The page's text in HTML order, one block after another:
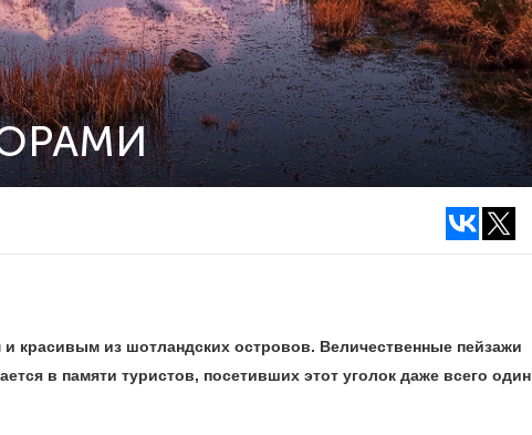
красивым из шотландских островов. Величественные пейзажи
в памяти туристов, посетивших этот уголок даже всего один